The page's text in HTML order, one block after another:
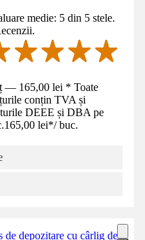
medie: 5 din 5 stele.
— 165,00 lei * Toate
conțin TVA și
DEEE și DBA pe
165,00 lei*/ buc.
de depozitare cu cârlig de